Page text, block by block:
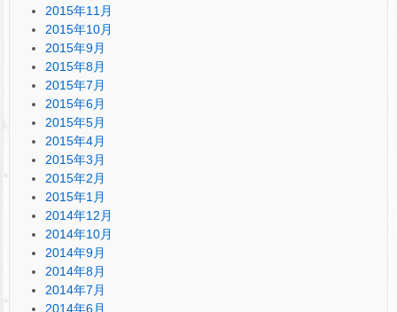
2015年11月
2015年10月
2015年9月
2015年8月
2015年7月
2015年6月
2015年5月
2015年4月
2015年3月
2015年2月
2015年1月
2014年12月
2014年10月
2014年9月
2014年8月
2014年7月
2014年6月